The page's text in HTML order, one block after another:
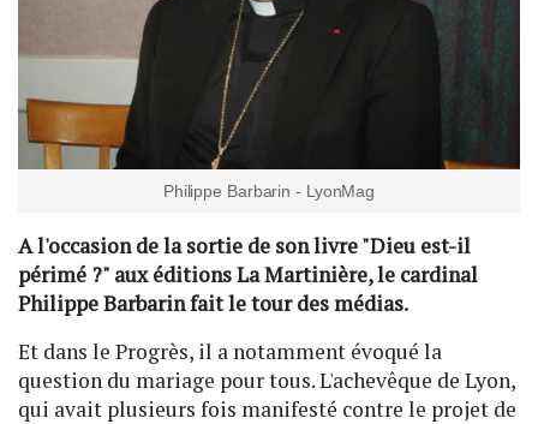
Philippe Barbarin - LyonMag
A l'occasion de la sortie de son livre "Dieu est-il
périmé ?" aux éditions La Martinière, le cardinal
Philippe Barbarin fait le tour des médias.
Et dans le Progrès, il a notamment évoqué la
question du mariage pour tous. L'achevêque de Lyon,
qui avait plusieurs fois manifesté contre le projet de